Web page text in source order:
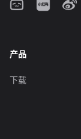
产品
下载